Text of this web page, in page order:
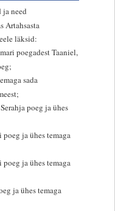
ja need
Artahsasta
läksid:
poegadest Taaniel,
sada
poeg ja ühes
ja ühes temaga
ja ühes temaga
ja ühes temaga